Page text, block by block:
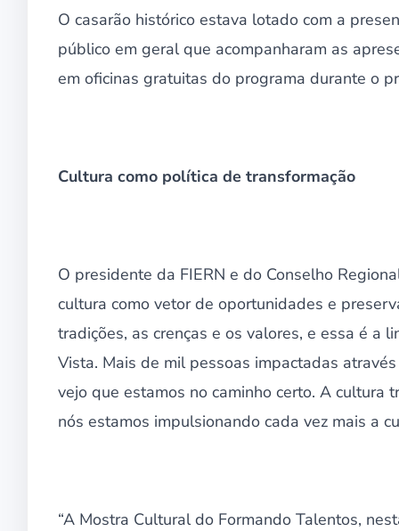
O casarão histórico estava lotado com a
público em geral que acompanharam as
em oficinas gratuitas do programa durante o
Cultura como política de transformação
O presidente da FIERN e do Conselho
cultura como vetor de oportunidades e
tradições, as crenças e os valores, e essa é a
Vista. Mais de mil pessoas impactadas
vejo que estamos no caminho certo. A cultura
nós estamos impulsionando cada vez mais a
“A Mostra Cultural do Formando Talentos,